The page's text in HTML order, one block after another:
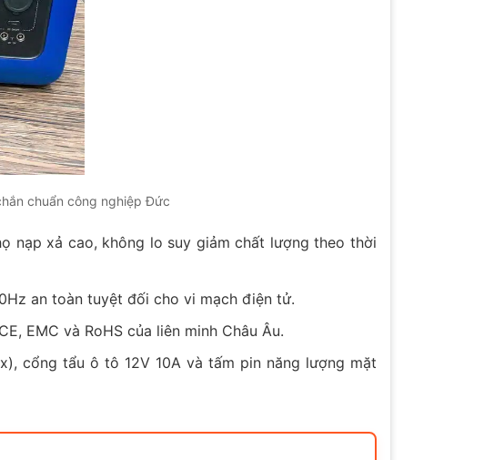
chuẩn công nghiệp Đức
nạp xả cao, không lo suy giảm chất lượng theo thời
an toàn tuyệt đối cho vi mạch điện tử.
EMC và RoHS của liên minh Châu Âu.
cổng tẩu ô tô 12V 10A và tấm pin năng lượng mặt